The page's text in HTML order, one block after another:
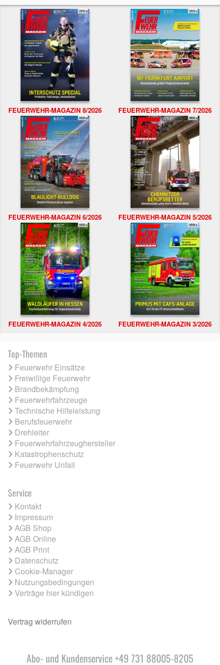
FEUERWEHR-MAGAZIN 8/2026 FEUERWEHR-MAGAZIN 7/2026
FEUERWEHR-MAGAZIN 6/2026 FEUERWEHR-MAGAZIN 5/2026
FEUERWEHR-MAGAZIN 4/2026 FEUERWEHR-MAGAZIN 3/2026
Top-Themen
Feuerwehr Einsätze
Freiwillige Feuerwehr
Brandbekämpfung
Feuerwehrfahrzeuge
Technische Hilfeleistung
Berufsfeuerwehr
Drehleiter
Feuerwehrfahrzeughersteller
Katastrophenschutz
Feuerwehr Unfall
Service
Kontakt
Impressum
AGB Shop
AGB Online
AGB Print
Datenschutz
Cookie-Manager
Nutzungsbedingungen
Verträge hier kündigen
Vertrag widerrufen
Abo- und Kundenservice +49 731 88005-8205